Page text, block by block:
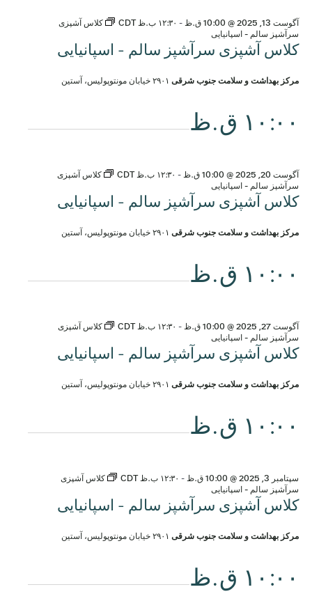
13,
2025
کلاس آشپزی سرآشپز سالم - اسپانیایی
آگوست 13, 2025 @ 10:00 ق.ظ - ۱۲:۳۰ ب.ظ CDT
کلاس آشپزی
سرآشپز سالم - اسپانیایی
مرکز بهداشت و سلامت جنوب شرقی ۲۹۰۱ خیابان مونتوپولیس، آستین
۱۰:۰۰ ق.ظ
کلاس آشپزی سرآشپز سالم - اسپانیایی
آگوست 20, 2025 @ 10:00 ق.ظ - ۱۲:۳۰ ب.ظ CDT
کلاس آشپزی
سرآشپز سالم - اسپانیایی
مرکز بهداشت و سلامت جنوب شرقی ۲۹۰۱ خیابان مونتوپولیس، آستین
۱۰:۰۰ ق.ظ
کلاس آشپزی سرآشپز سالم - اسپانیایی
آگوست 27, 2025 @ 10:00 ق.ظ - ۱۲:۳۰ ب.ظ CDT
کلاس آشپزی
سرآشپز سالم - اسپانیایی
مرکز بهداشت و سلامت جنوب شرقی ۲۹۰۱ خیابان مونتوپولیس، آستین
۱۰:۰۰ ق.ظ
کلاس آشپزی سرآشپز سالم - اسپانیایی
سپتامبر 3, 2025 @ 10:00 ق.ظ - ۱۲:۳۰ ب.ظ CDT
کلاس آشپزی
سرآشپز سالم - اسپانیایی
مرکز بهداشت و سلامت جنوب شرقی ۲۹۰۱ خیابان مونتوپولیس، آستین
۱۰:۰۰ ق.ظ